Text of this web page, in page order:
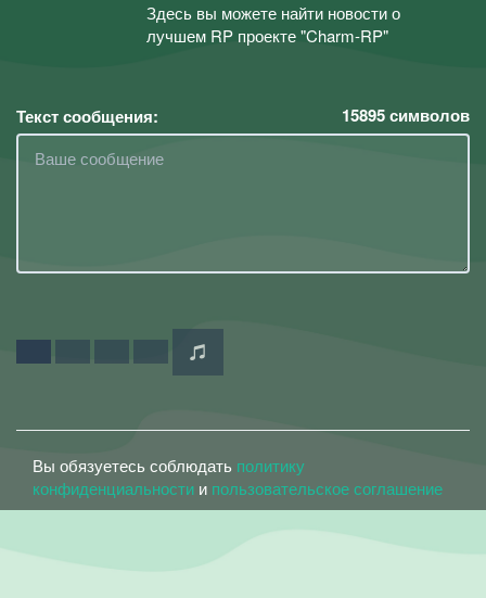
Здесь вы можете найти новости о
лучшем RP проекте "Charm-RP"
Текст сообщения: 15895символов
Вы обязуетесь соблюдать политику
конфиденциальности и пользовательское соглашение